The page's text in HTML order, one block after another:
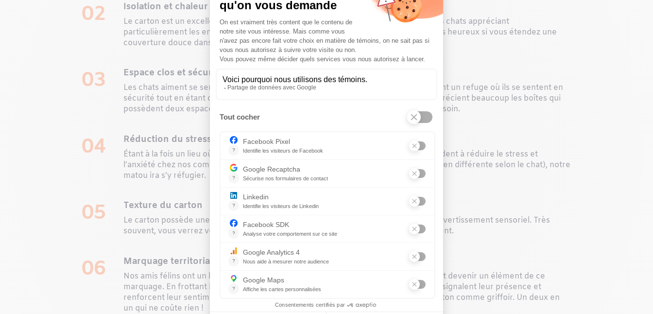
02 Isolation et chaleur
Le carton est un excellent isolant. Il crée un environnement chaud et confortable, les chats appréciant
particulièrement les endroits douillets pour se reposer. Votre matou sera encore plus heureux si vous étendez une
couverture douce dans le fond de la boîte.
03 Espace clos et sécurisé
Les chats aiment se sentir protégés dans des espaces confinés. Les boîtes leur offrent un refuge où ils se sentent en
sécurité tout en étant capables d’observer leur environnement sans être vus. Ils apprécient beaucoup les boîtes qui
possèdent deux espaces pour rentrer et sortir. Cela leur permet de fuir en cas de besoin.
04 Réduction du stress
Étant à la fois un lieu où ils peuvent se cacher et observer sans être vus, les boîtes aident à réduire le stress et
l’anxiété chez nos compagnons félins. À chaque situation stressante (qui peut être bien différente selon le chat), notre
matou ira s’y réfugier.
05 Texture du carton
Le carton possède une texture qui plaît particulièrement aux chats et leur offre un divertissement sensoriel. Très
souvent, vous verrez votre félin mordiller et gratter ce matériau avec un plaisir évident.
06 Marquage territorial
Nos amis félins ont un besoin naturel de marquer leur territoire, et les boîtes peuvent devenir un élément de ce
marquage. En frottant leur corps contre les bords, ils déposent des phéromones qui signalent leur présence et
renforcent leur sentiment de sécurité. Certains chats utilisent aussi les boîtes de carton comme griffoir. Un deux en
un qui ne coûte rien !